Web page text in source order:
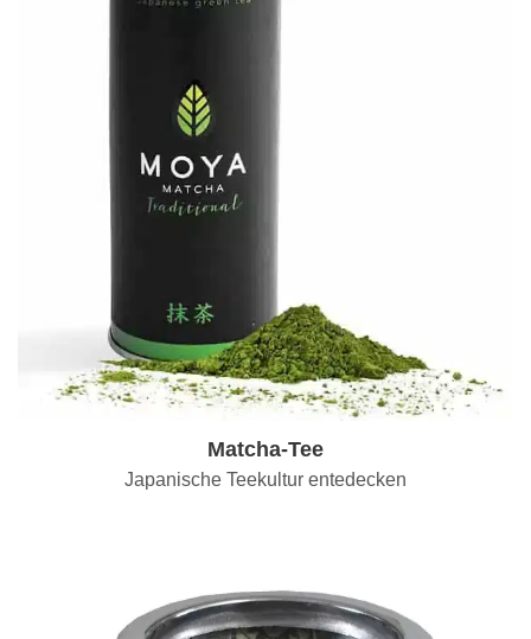
Matcha-Tee
Japanische Teekultur entedecken